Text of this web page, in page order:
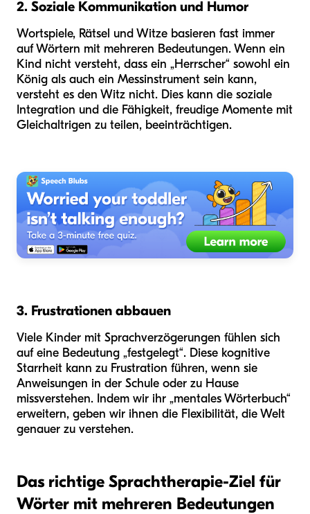
2. Soziale Kommunikation und Humor
Wortspiele, Rätsel und Witze basieren fast immer
auf Wörtern mit mehreren Bedeutungen. Wenn ein
Kind nicht versteht, dass ein „Herrscher“ sowohl ein
König als auch ein Messinstrument sein kann,
versteht es den Witz nicht. Dies kann die soziale
Integration und die Fähigkeit, freudige Momente mit
Gleichaltrigen zu teilen, beeinträchtigen.
3. Frustrationen abbauen
Viele Kinder mit Sprachverzögerungen fühlen sich
auf eine Bedeutung „festgelegt“. Diese kognitive
Starrheit kann zu Frustration führen, wenn sie
Anweisungen in der Schule oder zu Hause
missverstehen. Indem wir ihr „mentales Wörterbuch“
erweitern, geben wir ihnen die Flexibilität, die Welt
genauer zu verstehen.
Das richtige Sprachtherapie-Ziel für
Wörter mit mehreren Bedeutungen